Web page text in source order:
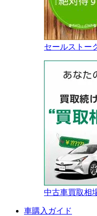
セールストー
中古車買取相
車購入ガイド